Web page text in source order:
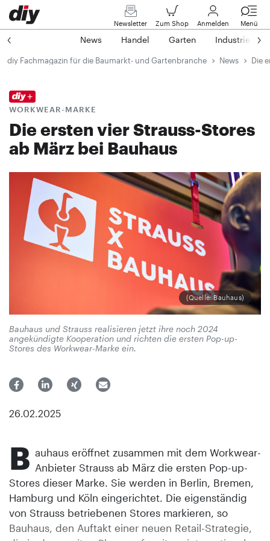
Newsletter Zum Shop Anmelden Menü
News Handel Garten Industrie
diy Fachmagazin für die Baumarkt- und Gartenbranche News Die
WORKWEAR-MARKE
Die ersten vier Strauss-Stores
ab März bei Bauhaus
(Quelle: Bauhaus)
Bauhaus und Strauss realisieren jetzt ihre noch 2024
angekündigte Kooperation und richten die ersten Pop-up-
Stores des Workwear-Marke ein.
26.02.2025
B auhaus eröffnet zusammen mit dem Workwear-
Anbieter Strauss ab März die ersten Pop-up-
Stores dieser Marke. Sie werden in Berlin, Bremen,
Hamburg und Köln eingerichtet. Die eigenständig
von Strauss betriebenen Stores markieren, so
Bauhaus, den Auftakt einer neuen Retail-Strategie,